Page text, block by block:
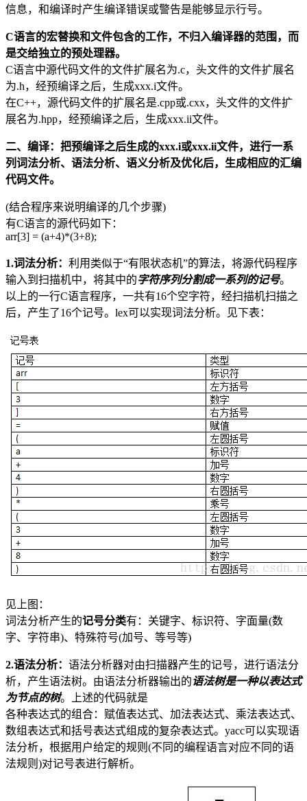
信息，和编译时产生编译错误或警告是能够显示行号。
C语言的宏替换和文件包含的工作，不归入编译器的范围，而
是交给独立的预处理器。
C语言中源代码文件的文件扩展名为.c，头文件的文件扩展名
为.h，经预编译之后，生成xxx.i文件。
在C++，源代码文件的扩展名是.cpp或.cxx，头文件的文件扩
展名为.hpp，经预编译之后，生成xxx.ii文件。
二、编译：把预编译之后生成的xxx.i或xxx.ii文件，进行一系
列词法分析、语法分析、语义分析及优化后，生成相应的汇编
代码文件。
(结合程序来说明编译的几个步骤)
有C语言的源代码如下：
arr[3] = (a+4)*(3+8);
1.词法分析： 利用类似于“有限状态机”的算法，将源代码程序
输入到扫描机中，将其中的字符序列分割成一系列的记号。
以上的一行C语言程序，一共有16个空字符，经扫描机扫描之
后，产生了16个记号。lex可以实现词法分析。见下表：
见上图：
词法分析产生的记号分类有：关键字、标识符、字面量(数
字、字符串)、特殊符号(加号、等号等)
2.语法分析： 语法分析器对由扫描器产生的记号，进行语法分
析，产生语法树。由语法分析器输出的语法树是一种以表达式
为节点的树。上述的代码就是
各种表达式的组合：赋值表达式、加法表达式、乘法表达式、
数组表达式和括号表达式组成的复杂表达式。yacc可以实现语
法分析，根据用户给定的规则(不同的编程语言对应不同的语
法规则)对记号表进行解析。